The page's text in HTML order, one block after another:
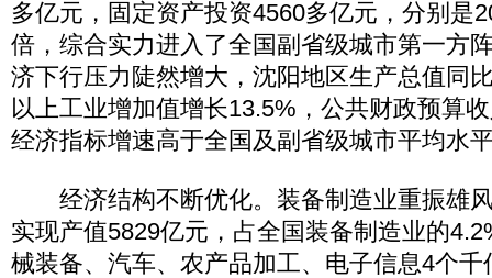
多亿元，固定资产投资4560多亿元，分别是
倍，综合实力进入了全国副省级城市第一方
济下行压力陡然增大，沈阳地区生产总值同
以上工业增加值增长13.5%，公共财政预算
经济指标增速高于全国及副省级城市平均水
经济结构不断优化。装备制造业重振雄
实现产值5829亿元，占全国装备制造业的
械装备、汽车、农产品加工、电子信息4个